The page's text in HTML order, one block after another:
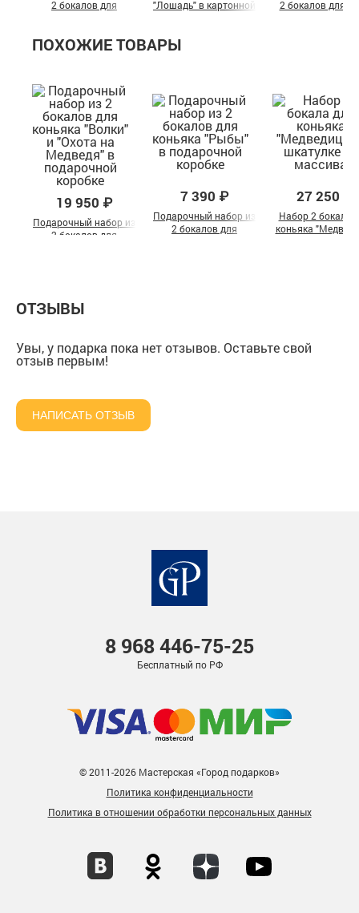
2 бокалов для
подарочной коробке
"Лошадь" в картонной
2 бокалов для
ПОХОЖИЕ ТОВАРЫ
19 950 ₽
Подарочный набор из
2 бокалов для
7 390 ₽
Подарочный набор из
2 бокалов для
27 250 ₽
Набор 2 бокала
коньяка
ОТЗЫВЫ
Увы, у подарка пока нет отзывов. Оставьте свой
отзыв первым!
НАПИСАТЬ ОТЗЫВ
8 968446-75-25
Бесплатный по РФ
© 2011-2026 Мастерская «Город подарков»
Политика конфиденциальности
Политика в отношении обработки персональных данных